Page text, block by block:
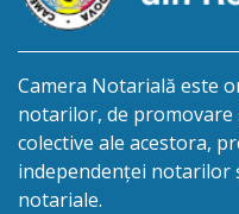
Camera Notarială este
notarilor, de
colective ale acestora,
independenței notarilor
notariale.